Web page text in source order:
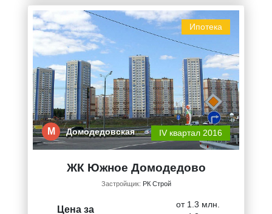
Ипотека
М Домодедовская IV квартал 2016
ЖК Южное Домодедово
Застройщик: РК Строй
Цена за
от 1.3 млн.